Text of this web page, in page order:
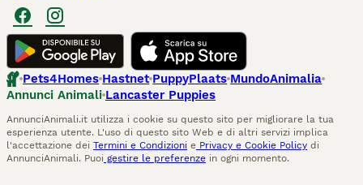
Pets4Homes Hastnet PuppyPlaats MundoAnimalia
Annunci Animali Lancaster Puppies
AnnunciAnimali.it utilizza i cookie su questo sito per migliorare la tua
esperienza utente. L'uso di questo sito Web e di altri servizi implica
l'accettazione dei Termini e Condizioni e Privacy e Cookie Policy di
AnnunciAnimali. Puoi gestire le preferenze in ogni momento.